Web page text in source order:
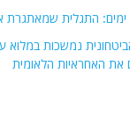
התגלית שמאתגרת
נמשכות במלוא
האחראיות הלאומית